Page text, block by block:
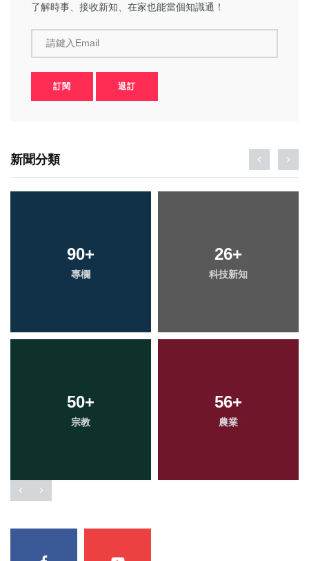
了解時事、接收新知、在家也能當個知識通！
請鍵入Email
訂閱 退訂
新聞分類
90+
專欄
26+
科技新知
50+
宗教
56+
農業